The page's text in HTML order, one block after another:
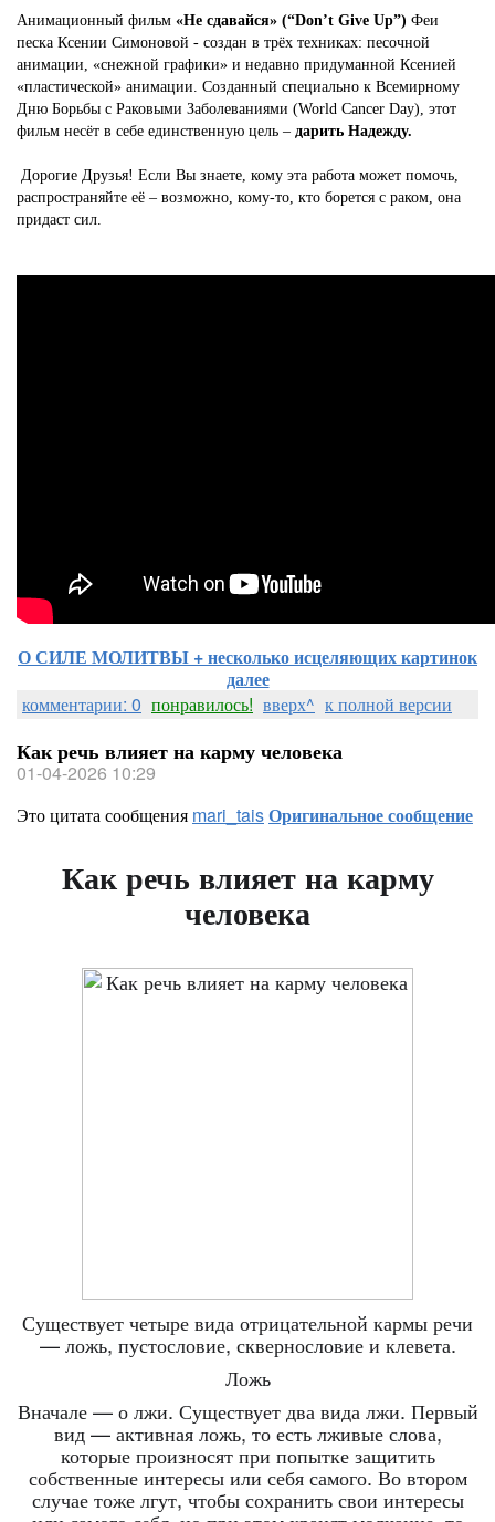
Анимационный фильм «Не сдавайся» (“Don’t Give Up”) Феи
песка Ксении Симоновой - создан в трёх техниках: песочной
анимации, «снежной графики» и недавно придуманной Ксенией
«пластической» анимации. Созданный специально к Всемирному
Дню Борьбы с Раковыми Заболеваниями (World Cancer Day), этот
фильм несёт в себе единственную цель – дарить Надежду.
Дорогие Друзья! Если Вы знаете, кому эта работа может помочь,
распространяйте её – возможно, кому-то, кто борется с раком, она
придаст сил.
О СИЛЕ МОЛИТВЫ + несколько исцеляющих картинок
далее
комментарии: 0 понравилось! вверх^ к полной версии
Как речь влияет на карму человека
01-04-2026 10:29
Это цитата сообщения mari_taisОригинальное сообщение
Как речь влияет на карму
человека
Существует четыре вида отрицательной кармы речи
— ложь, пустословие, сквернословие и клевета.
Ложь
Вначале — о лжи. Существует два вида лжи. Первый
вид — активная ложь, то есть лживые слова,
которые произносят при попытке защитить
собственные интересы или себя самого. Во втором
случае тоже лгут, чтобы сохранить свои интересы